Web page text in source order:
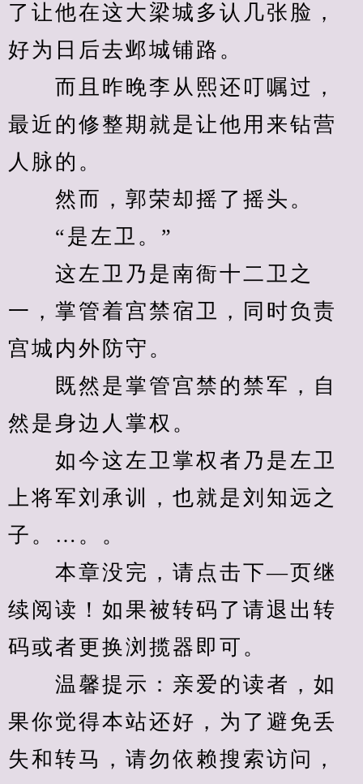
了让他在这大梁城多认几张脸，
好为日后去邺城铺路。
而且昨晚李从熙还叮嘱过，
最近的修整期就是让他用来钻营
人脉的。
然而，郭荣却摇了摇头。
“是左卫。”
这左卫乃是南衙十二卫之
一，掌管着宫禁宿卫，同时负责
宫城内外防守。
既然是掌管宫禁的禁军，自
然是身边人掌权。
如今这左卫掌权者乃是左卫
上将军刘承训，也就是刘知远之
子。…。。
本章没完，请点击下—页继
续阅读！如果被转码了请退出转
码或者更换浏揽器即可。
温馨提示：亲爱的读者，如
果你觉得本站还好，为了避免丢
失和转马，请勿依赖搜索访问，